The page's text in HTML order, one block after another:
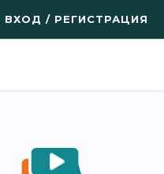
ВХОД / РЕГИСТРАЦИЯ